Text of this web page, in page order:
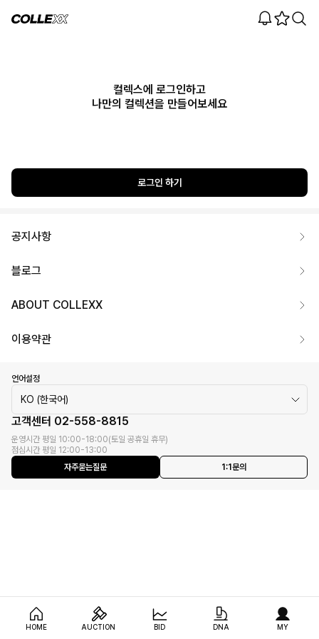
컬렉스에 로그인하고
나만의 컬렉션을 만들어보세요
로그인 하기
공지사항
블로그
ABOUT COLLEXX
이용약관
언어설정
KO (한국어)
고객센터 02-558-8815
운영시간 평일 10:00-18:00(토일 공휴일 휴무)
점심시간 평일 12:00-13:00
자주묻는질문
1:1문의
HOME AUCTION BID DNA MY